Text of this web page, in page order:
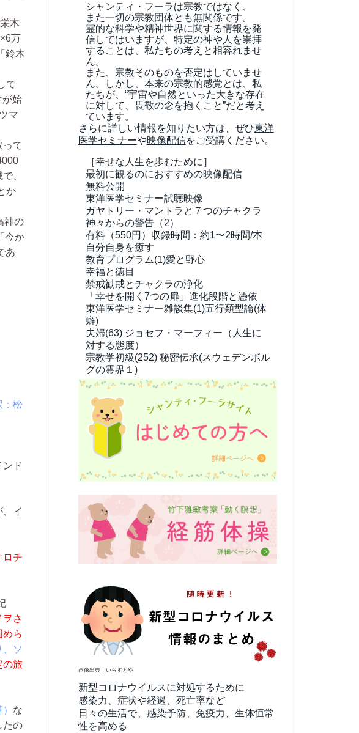
木
万
鈴木
て
が始
マ
て
、
か
神の
今か
あ
：松
ド
、イ
ロチ
ヲさ
めら
、ソ
の旅
な
たの
シャンティ・フーラは宗教ではなく、
また一切の宗教団体とも無関係です。
霊的な科学や精神世界に関する情報を発
信してはいますが、特定の神や人を崇拝
することは、私たちの考えと相容れませ
ん。
また、宗教そのものを否定はしていませ
ん。しかし、本来の宗教的感覚とは、私
たちが、“宇宙や自然といった大きな存在
に対して、畏敬の念を抱くこと”だと考え
ています。
さらに詳しい情報を知りたい方は、ぜひ東洋
医学セミナーや映像配信をご受講ください。
［幸せな人生を歩むために］
最初に観るのにおすすめの映像配信
無料公開
東洋医学セミナー試聴映像
ガヤトリー・マントラと７つのチャクラ
神々からの警告（2）
有料（550円） 収録時間：約1〜2時間/本
自分自身を癒す
教育プログラム(1)愛と野心
幸福と徳目
禁戒勧戒とチャクラの浄化
「幸せを開く7つの扉」進化段階と憑依
東洋医学セミナー雑談集(1)五行類型論(体
癖)
夫婦(63) ジョセフ・マーフィー（人生に
対する態度）
宗教学初級(252) 秘密伝承(スウェデンボル
グの霊界１)
画像出典：いらすとや
新型コロナウイルスに対処するために
感染力、症状や経過、死亡率など
日々の生活で、感染予防、免疫力、生体恒常
性を高める